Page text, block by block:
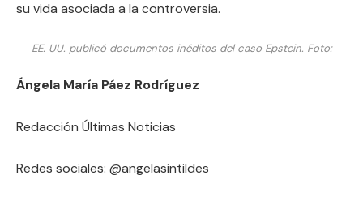
su vida asociada a la controversia.
EE. UU. publicó documentos inéditos del caso Epstein. Foto:
Ángela María Páez Rodríguez
Redacción Últimas Noticias
Redes sociales: @angelasintildes